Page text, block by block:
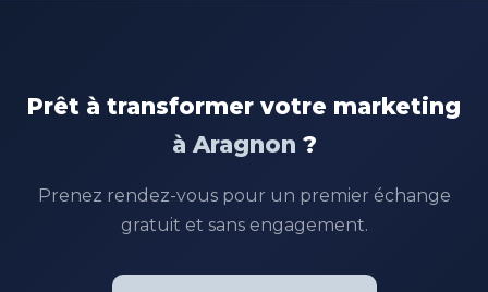
Prêt à transformer votre marketing
à Aragnon ?
Prenez rendez-vous pour un premier échange
gratuit et sans engagement.